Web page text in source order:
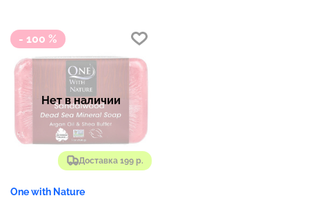
- 100 %
Доставка 199 р.
Нет в наличии
One with Nature